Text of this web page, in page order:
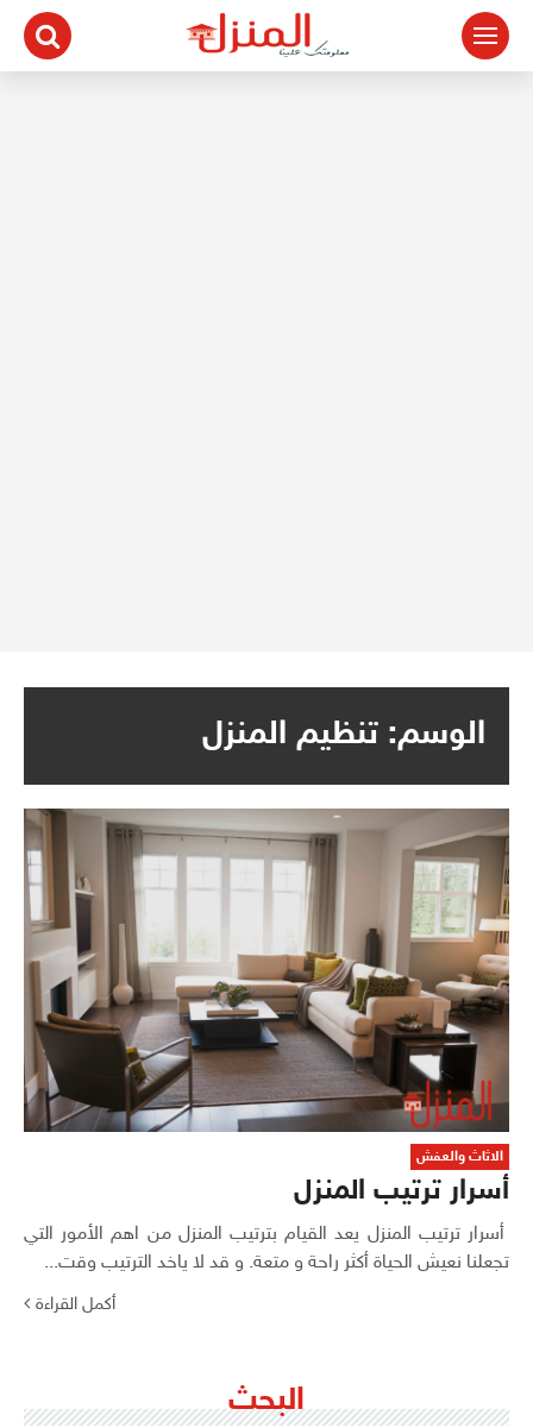
التجاوز
المحتوى
الوسم: تنظيم المنزل
الاثاث والعفش
أسرار ترتيب المنزل
أسرار ترتيب المنزل يعد القيام بترتيب المنزل من اهم الأمور التي
تجعلنا نعيش الحياة أكثر راحة و متعة. و قد لا ياخد الترتيب وقت...
أكمل القراءة
البحث